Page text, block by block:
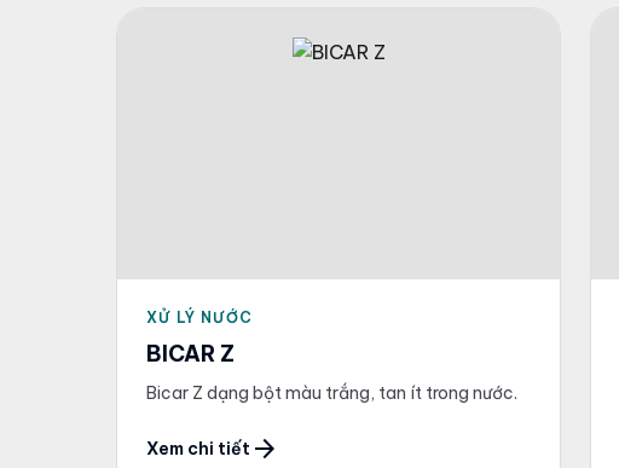
XỬ LÝ NƯỚC
BICAR Z
Bicar Z dạng bột màu trắng, tan ít trong nước.
Xem chi tiết arrow_forward